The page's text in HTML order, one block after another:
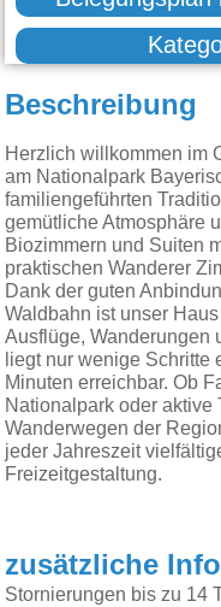
Beschreibung
Herzlich willkommen im
am Nationalpark
familiengeführten
gemütliche Atmosphäre
Biozimmern und Suiten
praktischen Wanderer
Dank der guten
Waldbahn ist unser
Ausflüge, Wanderungen
liegt nur wenige Schritte
Minuten erreichbar. Ob
Nationalpark oder aktive
Wanderwegen der
jeder Jahreszeit
Freizeitgestaltung.
zusätzliche
Stornierungen bis zu 14